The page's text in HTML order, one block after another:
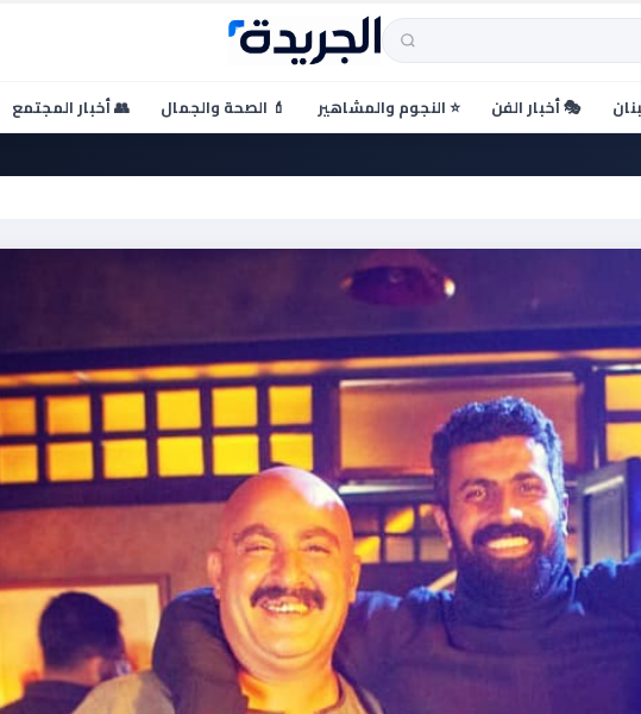
🎭 أخبار الفن ⭐ النجوم والمشاهير 💄 الصحة والجمال 👥 أخبار المجتمع